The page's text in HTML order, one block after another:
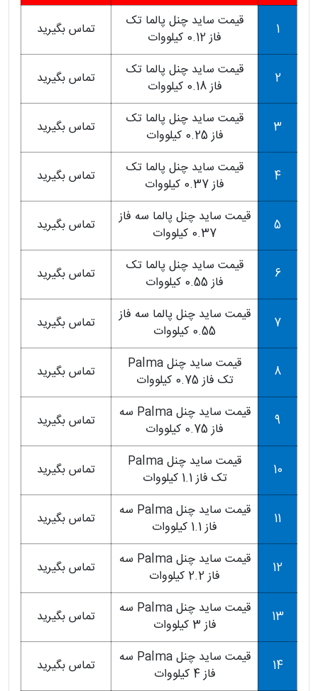
1
قیمت ساید چنل پالما تک
فاز 0.12 کیلووات
تماس بگیرید
2
قیمت ساید چنل پالما تک
فاز 0.18 کیلووات
تماس بگیرید
3
قیمت ساید چنل پالما تک
فاز 0.25 کیلووات
تماس بگیرید
4
قیمت ساید چنل پالما تک
فاز 0.37 کیلووات
تماس بگیرید
5
قیمت ساید چنل پالما سه فاز
0.37 کیلووات
تماس بگیرید
6
قیمت ساید چنل پالما تک
فاز 0.55 کیلووات
تماس بگیرید
7
قیمت ساید چنل پالما سه فاز
0.55 کیلووات
تماس بگیرید
8
قیمت ساید چنل Palma
تک فاز 0.75 کیلووات
تماس بگیرید
9
قیمت ساید چنل Palma سه
فاز 0.75 کیلووات
تماس بگیرید
10
قیمت ساید چنل Palma
تک فاز 1.1 کیلووات
تماس بگیرید
11
قیمت ساید چنل Palma سه
فاز 1.1 کیلووات
تماس بگیرید
12
قیمت ساید چنل Palma سه
فاز 2.2 کیلووات
تماس بگیرید
13
قیمت ساید چنل Palma سه
فاز 3 کیلووات
تماس بگیرید
14
قیمت ساید چنل Palma سه
فاز 4 کیلووات
تماس بگیرید